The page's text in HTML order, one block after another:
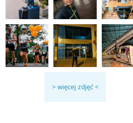
> więcej zdjęć <